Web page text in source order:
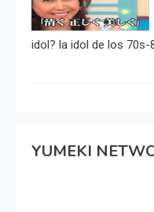
idol? la idol de los 70s-
YUMEKI